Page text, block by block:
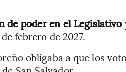
de poder en el Legislativo
febrero de 2027.
obligaba a que los